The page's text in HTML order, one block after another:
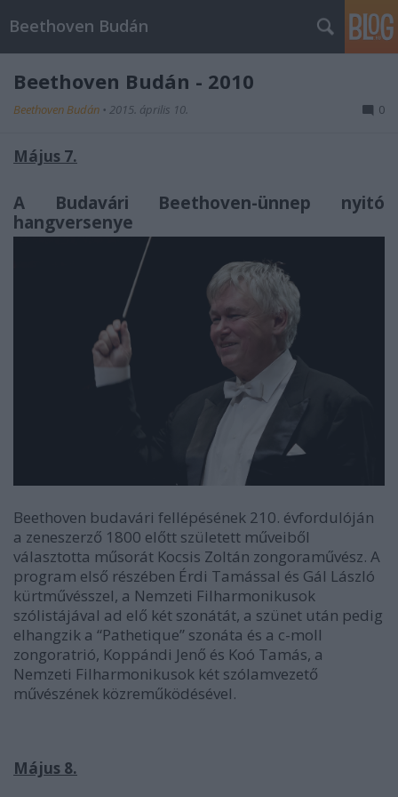
Beethoven Budán
Beethoven Budán - 2010
Beethoven Budán • 2015. április 10. 0
Május 7.
A Budavári Beethoven-ünnep nyitó
hangversenye
Beethoven budavári fellépésének 210. évfordulóján
a zeneszerző 1800 előtt született műveiből
választotta műsorát Kocsis Zoltán zongoraművész. A
program első részében Érdi Tamással és Gál László
kürtművésszel, a Nemzeti Filharmonikusok
szólistájával ad elő két szonátát, a szünet után pedig
elhangzik a “Pathetique” szonáta és a c-moll
zongoratrió, Koppándi Jenő és Koó Tamás, a
Nemzeti Filharmonikusok két szólamvezető
művészének közreműködésével.
Május 8.